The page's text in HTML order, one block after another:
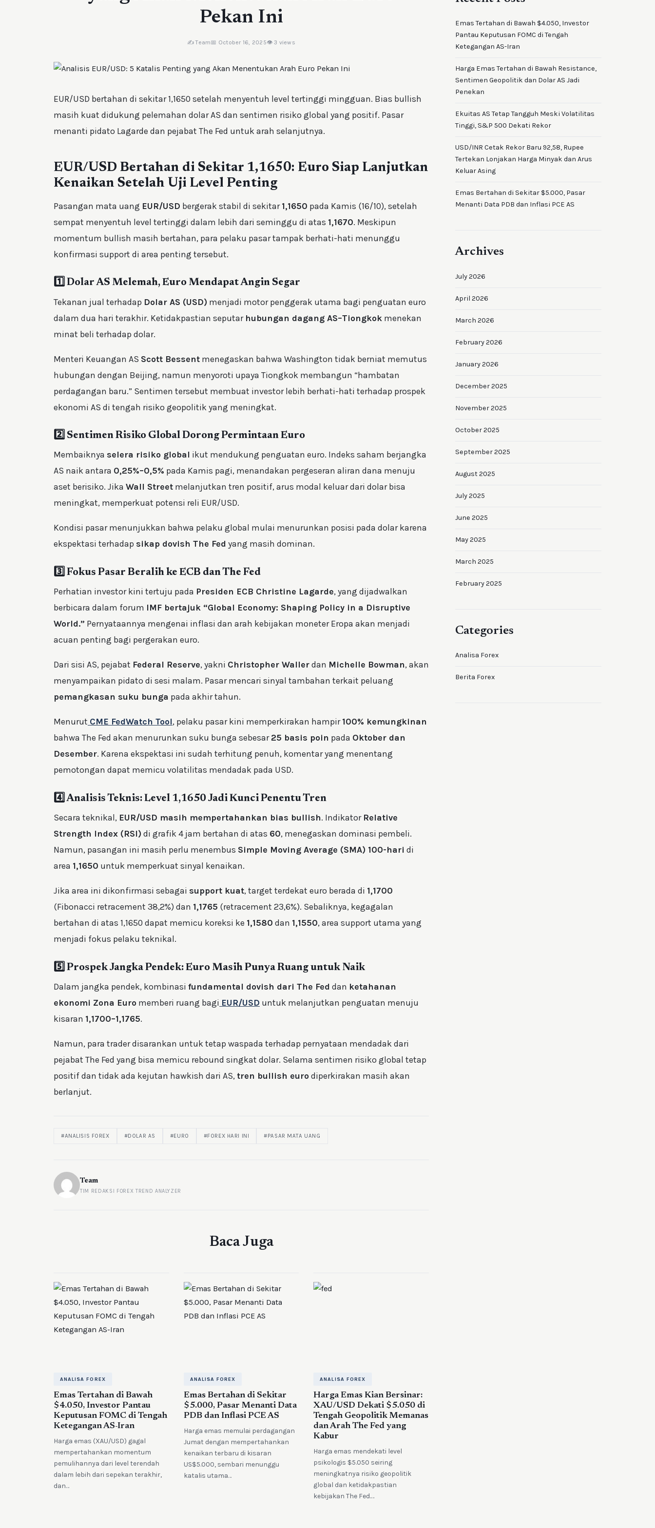
Pekan Ini
✍️ Team📅 October 16, 2025👁 3 views
EUR/USD bertahan di sekitar 1,1650 setelah menyentuh level tertinggi mingguan. Bias bullish
masih kuat didukung pelemahan dolar AS dan sentimen risiko global yang positif. Pasar
menanti pidato Lagarde dan pejabat The Fed untuk arah selanjutnya.
EUR/USD Bertahan di Sekitar 1,1650: Euro Siap Lanjutkan
Kenaikan Setelah Uji Level Penting
Pasangan mata uang EUR/USD bergerak stabil di sekitar1,1650 pada Kamis (16/10), setelah
sempat menyentuh level tertinggi dalam lebih dari seminggu di atas 1,1670. Meskipun
momentum bullish masih bertahan, para pelaku pasar tampak berhati-hati menunggu
konfirmasi support di area penting tersebut.
1️⃣ Dolar AS Melemah, Euro Mendapat Angin Segar
Tekanan jual terhadap Dolar AS (USD) menjadi motor penggerak utama bagi penguatan euro
dalam dua hari terakhir. Ketidakpastian seputar hubungan dagang AS–Tiongkok menekan
minat beli terhadap dolar.
Menteri Keuangan AS Scott Bessent menegaskan bahwa Washington tidak berniat memutus
hubungan dengan Beijing, namun menyoroti upaya Tiongkok membangun “hambatan
perdagangan baru.” Sentimen tersebut membuat investor lebih berhati-hati terhadap prospek
ekonomi AS di tengah risiko geopolitik yang meningkat.
2️⃣ Sentimen Risiko Global Dorong Permintaan Euro
Membaiknya selera risiko global ikut mendukung penguatan euro. Indeks saham berjangka
AS naik antara 0,25%–0,5% pada Kamis pagi, menandakan pergeseran aliran dana menuju
aset berisiko. Jika Wall Street melanjutkan tren positif, arus modal keluar dari dolar bisa
meningkat, memperkuat potensi reli EUR/USD.
Kondisi pasar menunjukkan bahwa pelaku global mulai menurunkan posisi pada dolar karena
ekspektasi terhadap sikap dovish The Fed yang masih dominan.
3️⃣ Fokus Pasar Beralih ke ECB dan The Fed
Perhatian investor kini tertuju pada Presiden ECB Christine Lagarde, yang dijadwalkan
berbicara dalam forum IMF bertajuk “Global Economy: Shaping Policy in a Disruptive
World.” Pernyataannya mengenai inflasi dan arah kebijakan moneter Eropa akan menjadi
acuan penting bagi pergerakan euro.
Dari sisi AS, pejabat Federal Reserve, yakni Christopher Wallerdan Michelle Bowman, akan
menyampaikan pidato di sesi malam. Pasar mencari sinyal tambahan terkait peluang
pemangkasan suku bunga pada akhir tahun.
Menurut CME FedWatch Tool, pelaku pasar kini memperkirakan hampir100% kemungkinan
bahwa The Fed akan menurunkan suku bunga sebesar25 basis poin pada Oktober dan
Desember. Karena ekspektasi ini sudah terhitung penuh, komentar yang menentang
pemotongan dapat memicu volatilitas mendadak pada USD.
4️⃣ Analisis Teknis: Level 1,1650 Jadi Kunci Penentu Tren
Secara teknikal, EUR/USD masih mempertahankan bias bullish. Indikator Relative
Strength Index (RSI)di grafik 4 jam bertahan di atas 60, menegaskan dominasi pembeli.
Namun, pasangan ini masih perlu menembus Simple Moving Average (SMA) 100-hari di
area 1,1650 untuk memperkuat sinyal kenaikan.
Jika area ini dikonfirmasi sebagai support kuat, target terdekat euro berada di 1,1700
(Fibonacci retracement 38,2%) dan 1,1765 (retracement 23,6%). Sebaliknya, kegagalan
bertahan di atas 1,1650 dapat memicu koreksi ke 1,1580 dan 1,1550, area support utama yang
menjadi fokus pelaku teknikal.
5️⃣ Prospek Jangka Pendek: Euro Masih Punya Ruang untuk Naik
Dalam jangka pendek, kombinasi fundamental dovish dari The Fed dan ketahanan
ekonomi Zona Euro memberi ruang bagi EUR/USD untuk melanjutkan penguatan menuju
kisaran 1,1700–1,1765.
Namun, para trader disarankan untuk tetap waspada terhadap pernyataan mendadak dari
pejabat The Fed yang bisa memicu rebound singkat dolar. Selama sentimen risiko global tetap
positif dan tidak ada kejutan hawkish dari AS,tren bullish eurodiperkirakan masih akan
berlanjut.
#ANALISIS FOREX #DOLAR AS #EURO #FOREX HARI INI #PASAR MATA UANG
Team
TIM REDAKSI FOREX TREND ANALYZER
Baca Juga
ANALISA FOREX
Emas Tertahan di Bawah
$4.050, Investor Pantau
Keputusan FOMC di Tengah
Ketegangan AS-Iran
Harga emas (XAU/USD) gagal
mempertahankan momentum
pemulihannya dari level terendah
dalam lebih dari sepekan terakhir,
dan…
ANALISA FOREX
Emas Bertahan di Sekitar
$5.000, Pasar Menanti Data
PDB dan Inflasi PCE AS
Harga emas memulai perdagangan
Jumat dengan mempertahankan
kenaikan terbaru di kisaran
US$5.000, sembari menunggu
katalis utama…
ANALISA FOREX
Harga Emas Kian Bersinar:
XAU/USD Dekati $5.050 di
Tengah Geopolitik Memanas
dan Arah The Fed yang
Kabur
Harga emas mendekati level
psikologis $5.050 seiring
meningkatnya risiko geopolitik
global dan ketidakpastian
kebijakan The Fed.…
Emas Tertahan di Bawah $4.050, Investor
Pantau Keputusan FOMC di Tengah
Ketegangan AS-Iran
Harga Emas Tertahan di Bawah Resistance,
Sentimen Geopolitik dan Dolar AS Jadi
Penekan
Ekuitas AS Tetap Tangguh Meski Volatilitas
Tinggi, S&P 500 Dekati Rekor
USD/INR Cetak Rekor Baru 92,58, Rupee
Tertekan Lonjakan Harga Minyak dan Arus
Keluar Asing
Emas Bertahan di Sekitar $5.000, Pasar
Menanti Data PDB dan Inflasi PCE AS
Archives
July 2026
April 2026
March 2026
February 2026
January 2026
December 2025
November 2025
October 2025
September 2025
August 2025
July 2025
June 2025
May 2025
March 2025
February 2025
Categories
Analisa Forex
Berita Forex